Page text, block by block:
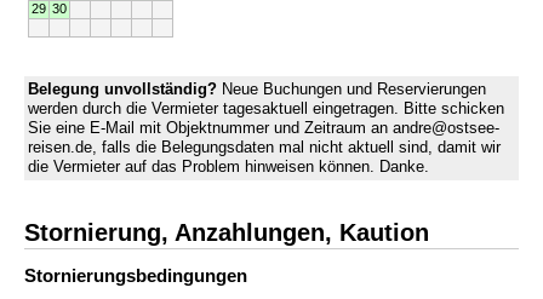
29 30
Belegung unvollständig? Neue Buchungen und Reservierungen
werden durch die Vermieter tagesaktuell eingetragen. Bitte schicken
Sie eine E-Mail mit Objektnummer und Zeitraum an andre@ostsee-
reisen.de, falls die Belegungsdaten mal nicht aktuell sind, damit wir
die Vermieter auf das Problem hinweisen können. Danke.
Stornierung, Anzahlungen, Kaution
Stornierungs­bedingungen